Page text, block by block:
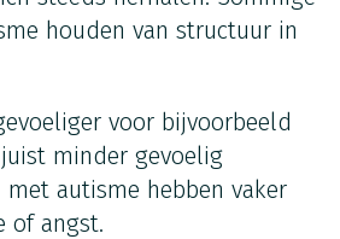
houden van structuur in
voor bijvoorbeeld
minder gevoelig
met autisme hebben vaker
of angst.